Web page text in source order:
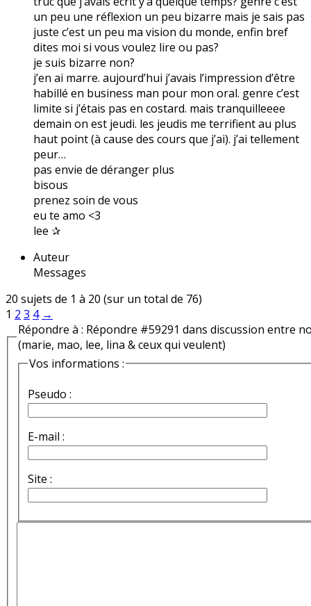
un peu une réflexion un peu bizarre mais je sais pas
juste c’est un peu ma vision du monde, enfin bref
dites moi si vous voulez lire ou pas?
je suis bizarre non?
j’en ai marre. aujourd’hui j’avais l’impression d’être
habillé en business man pour mon oral. genre c’est
limite si j’étais pas en costard. mais tranquilleeee
demain on est jeudi. les jeudis me terrifient au plus
haut point (à cause des cours que j’ai). j’ai tellement
peur…
pas envie de déranger plus
bisous
prenez soin de vous
eu te amo <3
lee ✰
Auteur
Messages
20 sujets de 1 à 20 (sur un total de 76)
1 2 3 4 →
Répondre à : Répondre #59291 dans discussion entre
(marie, mao, lee, lina & ceux qui veulent)
Vos informations :
Pseudo :
E-mail :
Site :